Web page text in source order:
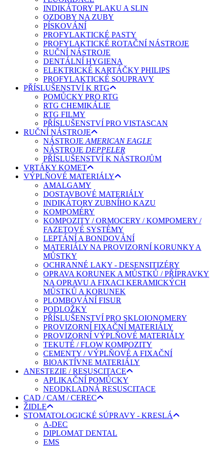
INDIKÁTORY PLAKU A SLIN
OZDOBY NA ZUBY
PÍSKOVÁNÍ
PROFYLAKTICKÉ PASTY
PROFYLAKTICKÉ ROTAČNÍ NÁSTROJE
RUČNÍ NÁSTROJE
DENTÁLNÍ HYGIENA
ELEKTRICKÉ KARTÁČKY PHILIPS
PROFYLAKTICKÉ SOUPRAVY
PŘÍSLUŠENSTVÍ K RTG
POMŮCKY PRO RTG
RTG CHEMIKÁLIE
RTG FILMY
PŘÍSLUŠENSTVÍ PRO VISTASCAN
RUČNÍ NÁSTROJE
NÁSTROJE AMERICAN EAGLE
NÁSTROJE DEPPELER
PŘÍSLUŠENSTVÍ K NÁSTROJŮM
VRTÁKY KOMET
VÝPLŇOVÉ MATERIÁLY
AMALGAMY
DOSTAVBOVÉ MATERIÁLY
INDIKÁTORY ZUBNÍHO KAZU
KOMPOMÉRY
KOMPOZITY / ORMOCERY / KOMPOMERY /
FAZETOVÉ SYSTÉMY
LEPTÁNÍ A BONDOVÁNÍ
MATERIÁLY NA PROVIZORNÍ KORUNKY A
MŮSTKY
OCHRANNÉ LAKY - DESENSITIZÉRY
OPRAVA KORUNEK A MŮSTKŮ / PŘÍPRAVKY
NA OPRAVU A FIXACI KERAMICKÝCH
MŮSTKŮ A KORUNEK
PLOMBOVÁNÍ FISUR
PODLOŽKY
PŘÍSLUŠENSTVÍ PRO SKLOIONOMERY
PROVIZORNÍ FIXAČNÍ MATERIÁLY
PROVIZORNÍ VÝPLŇOVÉ MATERIÁLY
TEKUTÉ / FLOW KOMPOZITY
CEMENTY / VÝPLŇOVÉ A FIXAČNÍ
BIOAKTÍVNE MATERIÁLY
ANESTEZIE / RESUSCITACE
APLIKAČNÍ POMŮCKY
NEODKLADNÁ RESUSCITACE
CAD / CAM / CEREC
ŽIDLE
STOMATOLOGICKÉ SÚPRAVY - KRESLÁ
A-DEC
DIPLOMAT DENTAL
EMS